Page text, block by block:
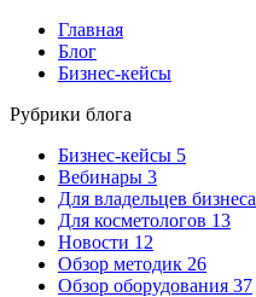
Главная
Блог
Бизнес-кейсы
Рубрики блога
Бизнес-кейсы 5
Вебинары 3
Для владельцев бизнеса
Для косметологов 13
Новости 12
Обзор методик 26
Обзор оборудования 37